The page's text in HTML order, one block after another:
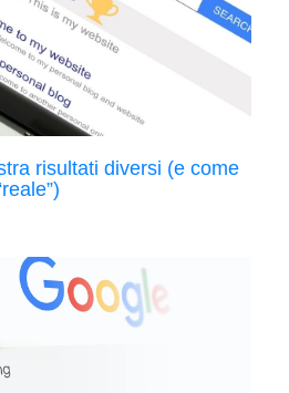
risultati diversi (e come